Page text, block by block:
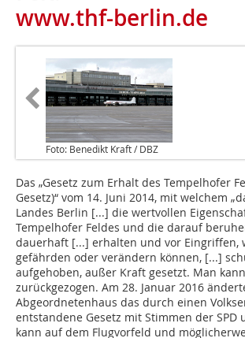
www.thf-berlin.de
Foto: Benedikt Kraft / DBZ
Das „Gesetz zum Erhalt des Tempelhofer
Gesetz)“ vom 14. Juni 2014, mit welchem
Landes Berlin [...] die wertvollen
Tempelhofer Feldes und die darauf
dauerhaft [...] erhalten und vor Eingriffen,
gefährden oder verändern können, [...]
aufgehoben, außer Kraft gesetzt. Man
zurückgezogen. Am 28. Januar 2016
Abgeordnetenhaus das durch einen
entstandene Gesetz mit Stimmen der SPD
kann auf dem Flugvorfeld und